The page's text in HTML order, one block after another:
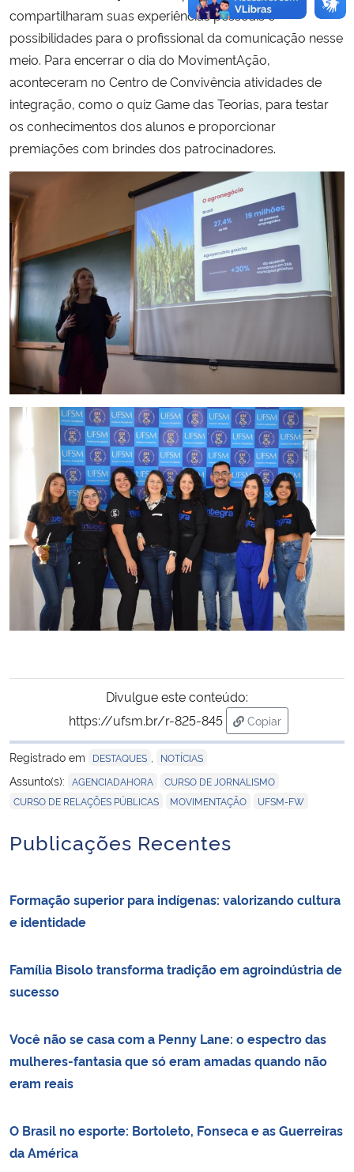
compartilharam suas experiências pessoais e
possibilidades para o profissional da comunicação nesse
meio. Para encerrar o dia do MovimentAção,
aconteceram no Centro de Convivência atividades de
integração, como o quiz Game das Teorias, para testar
os conhecimentos dos alunos e proporcionar
premiações com brindes dos patrocinadores.
Divulgue este conteúdo:
https://ufsm.br/r-825-845
Copiar
para área de
Registrado em
DESTAQUES NOTÍCIAS
Assunto(s): AGENCIADAHORA CURSO DE JORNALISMO
CURSO DE RELAÇÕES PÚBLICAS MOVIMENTAÇÃO UFSM-FW
Publicações Recentes
Formação superior para indígenas: valorizando cultura
e identidade
Família Bisolo transforma tradição em agroindústria de
sucesso
Você não se casa com a Penny Lane: o espectro das
mulheres-fantasia que só eram amadas quando não
eram reais
O Brasil no esporte: Bortoleto, Fonseca e as Guerreiras
da América